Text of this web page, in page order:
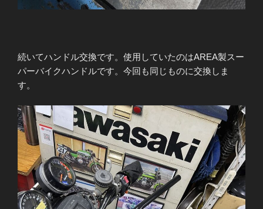
続いてハンドル交換です。使用していたのはAREA製スー
パーバイクハンドルです。今回も同じものに交換しま
す。